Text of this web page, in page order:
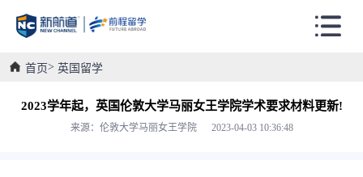
首页 英国留学
2023学年起，英国伦敦大学马丽女王学院学术要求材料更新!
来源：伦敦大学马丽女王学院 2023-04-03 10:36:48